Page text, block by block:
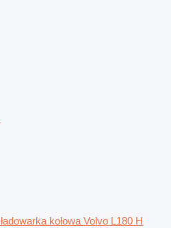
ładowarka kołowa Volvo L180 H